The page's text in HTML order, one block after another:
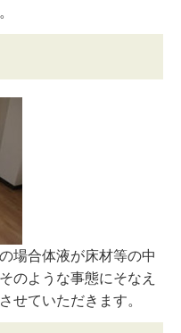
場合体液が床材等の中
のような事態にそなえ
せていただきます。